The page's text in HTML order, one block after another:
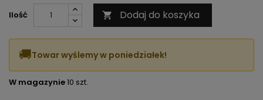
Ilość  Dodaj do koszyka
🚚Towar wyślemy w poniedziałek!
W magazynie10 szt.